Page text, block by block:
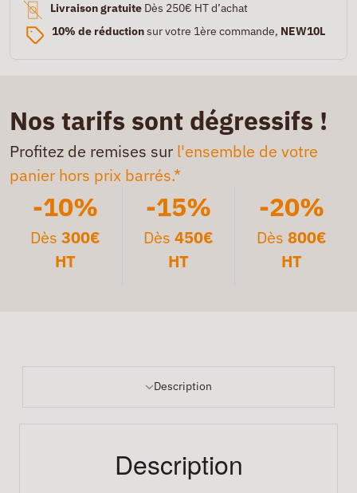
Livraison gratuite Dès 250€ HT d’achat
10% de réductionsur votre 1ère commande, NEW10L
Nos tarifs sont dégressifs !
Profitez de remises sur l'ensemble de votre
panier hors prix barrés.*
-10%
Dès300€
HT
-15%
Dès 450€
HT
-20%
Dès 800€
HT
Description
Description